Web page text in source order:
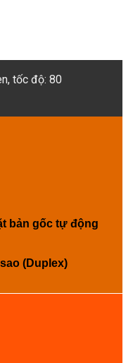
tốc độ: 80
bản gốc tự động
(Duplex)